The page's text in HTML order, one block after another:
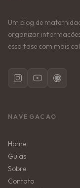
Um blog de
organizar
essa fase com mais
NAVEGACAO
Home
Guias
Sobre
Contato